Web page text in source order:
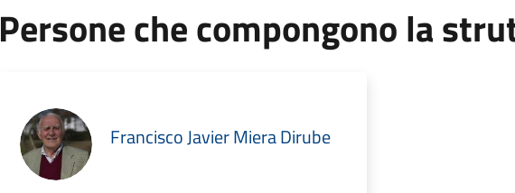
Persone che compongono la
Francisco Javier Miera Dirube